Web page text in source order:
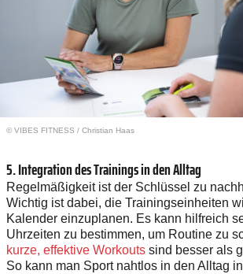
© VIBES FITNESS / Christian Haas
5. Integration des Trainings in den Alltag
Regelmäßigkeit ist der Schlüssel zu
Wichtig ist dabei, die Trainingseinheiten
Kalender einzuplanen. Es kann hilfreich
Uhrzeiten zu bestimmen, um Routine zu
kurze, effektive Workouts sind besser als
So kann man Sport nahtlos in den Alltag